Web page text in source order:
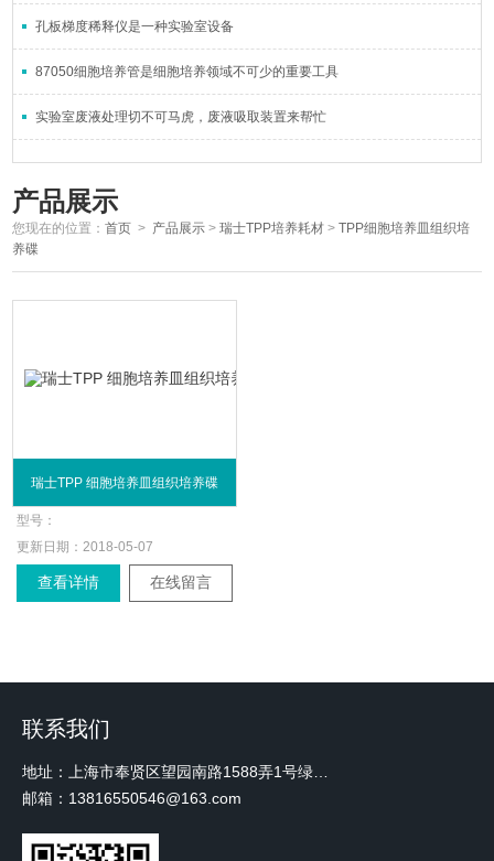
孔板梯度稀释仪是一种实验室设备
87050细胞培养管是细胞培养领域不可少的重要工具
实验室废液处理切不可马虎，废液吸取装置来帮忙
产品展示
您现在的位置：首页 > 产品展示 >瑞士TPP培养耗材 >TPP细胞培养皿组织培
养碟
瑞士TPP 细胞培养皿组织培养碟
型号：
更新日期： 2018-05-07
查看详情 在线留言
联系我们
邮箱：13816550546@163.com